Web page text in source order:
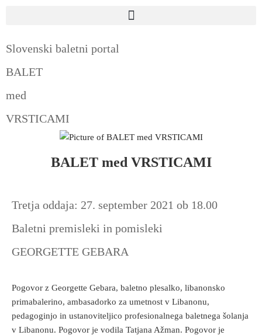
Slovenski baletni portal
BALET
med
VRSTICAMI
BALET med VRSTICAMI
Tretja oddaja: 27. september 2021 ob 18.00
Baletni premisleki in pomisleki
GEORGETTE GEBARA
Pogovor z Georgette Gebara, baletno plesalko, libanonsko
primabalerino, ambasadorko za umetnost v Libanonu,
pedagoginjo in ustanoviteljico profesionalnega baletnega šolanja
v Libanonu. Pogovor je vodila Tatjana Ažman. Pogovor je